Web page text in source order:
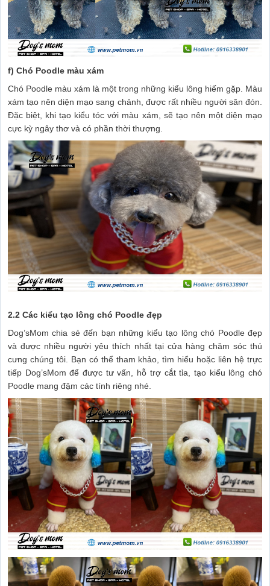
f) Chó Poodle màu xám
Chó Poodle màu xám là một trong những kiểu lông hiếm gặp. Màu
xám tạo nên diện mạo sang chảnh, được rất nhiều người săn đón.
Đặc biệt, khi tạo kiểu tóc với màu xám, sẽ tạo nên một diện mạo
cực kỳ ngây thơ và có phần thời thượng.
2.2 Các kiểu tạo lông chó Poodle đẹp
Dog’sMom chia sẻ đến bạn những kiểu tạo lông chó Poodle đẹp
và được nhiều người yêu thích nhất tại cửa hàng chăm sóc thú
cưng chúng tôi. Bạn có thể tham khảo, tìm hiểu hoặc liên hệ trực
tiếp Dog’sMom để được tư vấn, hỗ trợ cắt tỉa, tạo kiểu lông chó
Poodle mang đậm các tính riêng nhé.